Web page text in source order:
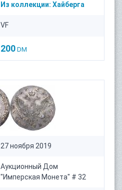
Из коллекции: Хайберга
VF
200 DM
27 ноября 2019
Аукционный Дом
"Имперская Монета" # 32